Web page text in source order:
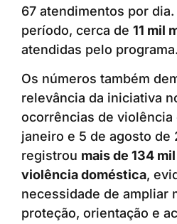
67 atendimentos por
período, cerca de 11 mil
atendidas pelo programa.
Os números também
relevância da iniciativa
ocorrências de violência
janeiro e 5 de agosto de
registrou mais de 134
violência doméstica,
necessidade de ampliar
proteção, orientação e